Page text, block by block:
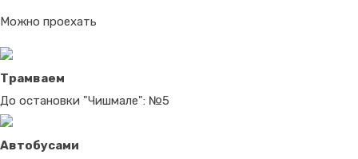
Можно проехать
Трамваем
До остановки "Чишмале": №5
Автобусами